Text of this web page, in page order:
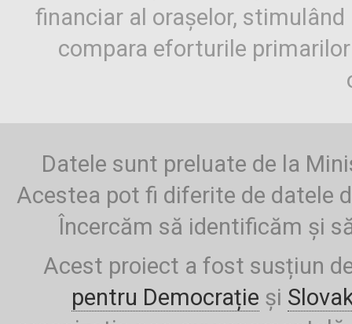
financiar al orașelor,
compara eforturile
Datele sunt preluate de la
Acestea pot fi diferite de datele
Încercăm să identificăm și
Acest proiect a fost susțiun
pentru Democrație și